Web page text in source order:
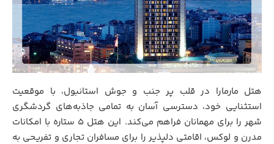
هتل مارمارا در قلب پر جنب و جوش استانبول، با موقعیت
استثنایی خود، دسترسی آسان به تمامی جاذبه‌های گردشگری
شهر را برای مهمانان فراهم می‌کند. این هتل 5 ستاره با امکانات
مدرن و لوکس، اقامتی دلپذیر را برای مسافران تجاری و تفریحی به